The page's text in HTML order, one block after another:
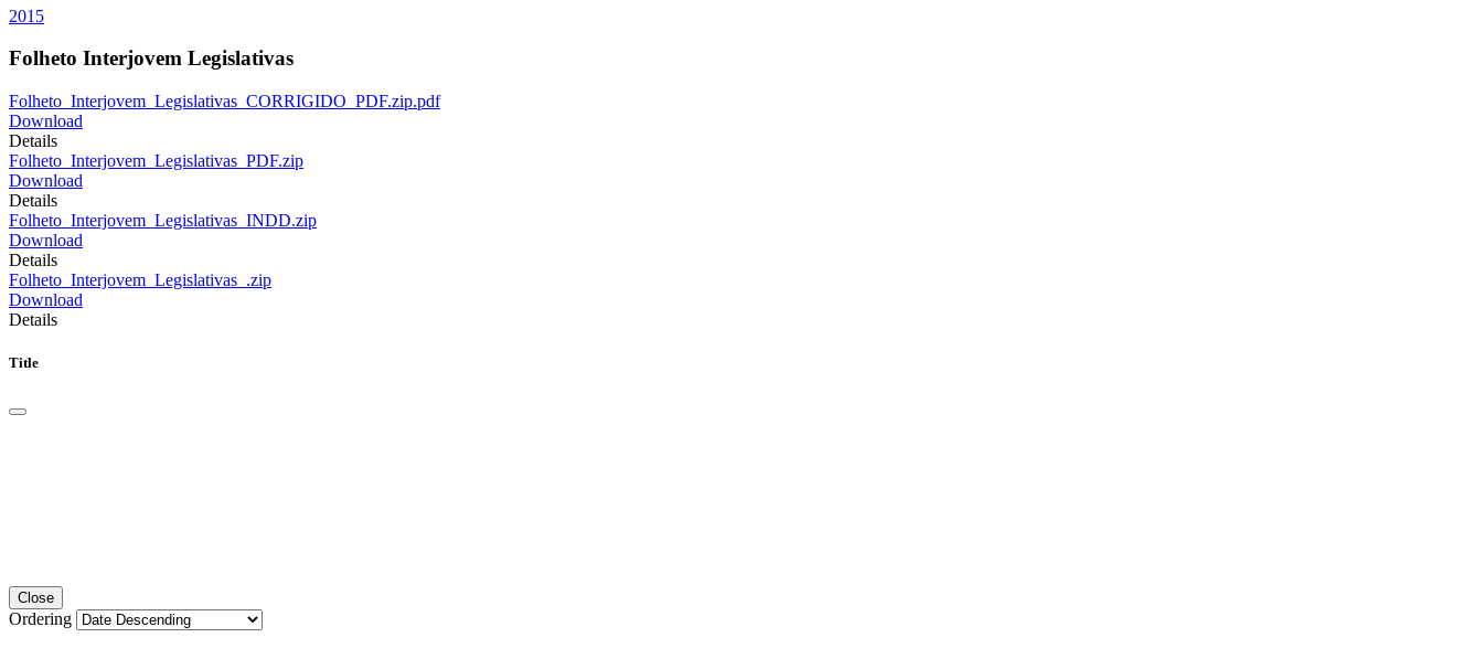
2015
Folheto Interjovem Legislativas
Folheto_Interjovem_Legislativas_CORRIGIDO_PDF.zip.pdf
Download
Details
Folheto_Interjovem_Legislativas_PDF.zip
Download
Details
Folheto_Interjovem_Legislativas_INDD.zip
Download
Details
Folheto_Interjovem_Legislativas_.zip
Download
Details
Title
Close
Ordering